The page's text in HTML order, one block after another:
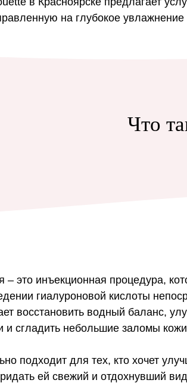
на глубокое
Что
– это инъекционная процедура,
гиалуроновой кислоты
восстановить водный баланс,
и сгладить небольшие заломы
подходит для тех, кто хочет
ей свежий и отдохнувший